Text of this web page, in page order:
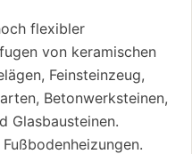
flexibler
von keramischen
Feinsteinzeug,
Betonwerksteinen,
Glasbausteinen.